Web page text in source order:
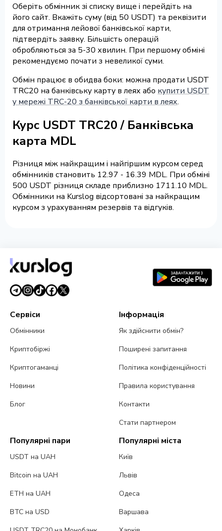
Оберіть обмінник зі списку вище і перейдіть на
його сайт. Вкажіть суму (від 50 USDT) та реквізити
для отримання лейової банківської карти,
підтвердіть заявку. Більшість операцій
обробляються за 5-30 хвилин. При першому обміні
рекомендуємо почати з невеликої суми.
Обмін працює в обидва боки: можна продати USDT
TRC20 на банківську карту в леях або купити USDT
у мережі TRC-20 з банківської карти в леях.
Курс USDT TRC20 / Банківська
карта MDL
Різниця між найкращим і найгіршим курсом серед
обмінників становить 12.97 - 16.39 MDL. При обміні
500 USDT різниця складе приблизно 1711.10 MDL.
Обмінники на Kurslog відсортовані за найкращим
курсом з урахуванням резервів та відгуків.
Сервіси
Обмінники
Криптобіржі
Криптогаманці
Новини
Блог
Інформація
Як здійснити обмін?
Поширені запитання
Політика конфіденційності
Правила користування
Контакти
Стати партнером
Популярні пари
USDT на UAH
Bitcoin на UAH
ETH на UAH
BTC на USD
Популярні міста
Київ
Львів
Одеса
Варшава